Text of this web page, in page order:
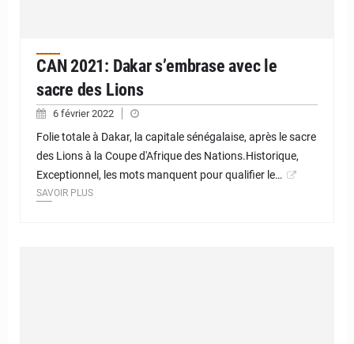
CAN 2021: Dakar s’embrase avec le
sacre des Lions
6 février 2022
Folie totale à Dakar, la capitale sénégalaise, après le sacre
des Lions à la Coupe d'Afrique des Nations.Historique,
Exceptionnel, les mots manquent pour qualifier le…
SAVOIR PLUS